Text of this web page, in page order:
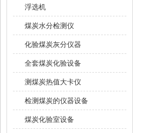
浮选机
煤炭水分检测仪
化验煤炭灰分仪器
全套煤炭化验设备
测煤炭热值大卡仪
检测煤炭的仪器设备
煤炭化验室设备